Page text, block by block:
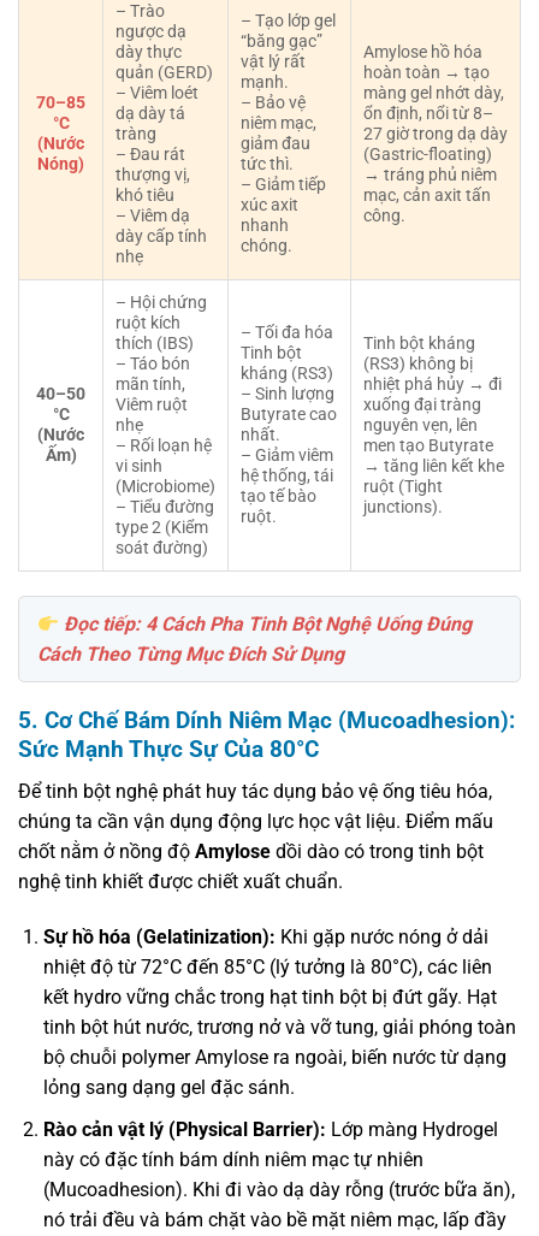
70–85
°C
(Nước
Nóng)
– Trào
ngược dạ
dày thực
quản (GERD)
– Viêm loét
dạ dày tá
tràng
– Đau rát
thượng vị,
khó tiêu
– Viêm dạ
dày cấp tính
nhẹ
– Tạo lớp gel
“băng gạc”
vật lý rất
mạnh.
– Bảo vệ
niêm mạc,
giảm đau
tức thì.
– Giảm tiếp
xúc axit
nhanh
chóng.
Amylose hồ hóa
hoàn toàn → tạo
màng gel nhớt dày,
ổn định, nổi từ 8–
27 giờ trong dạ dày
(Gastric-floating)
→ tráng phủ niêm
mạc, cản axit tấn
công.
40–50
°C
(Nước
Ấm)
– Hội chứng
ruột kích
thích (IBS)
– Táo bón
mãn tính,
Viêm ruột
nhẹ
– Rối loạn hệ
vi sinh
(Microbiome)
– Tiểu đường
type 2 (Kiểm
soát đường)
– Tối đa hóa
Tinh bột
kháng (RS3)
– Sinh lượng
Butyrate cao
nhất.
– Giảm viêm
hệ thống, tái
tạo tế bào
ruột.
Tinh bột kháng
(RS3) không bị
nhiệt phá hủy → đi
xuống đại tràng
nguyên vẹn, lên
men tạo Butyrate
→ tăng liên kết khe
ruột (Tight
junctions).
Đọc tiếp: 4 Cách Pha Tinh Bột Nghệ Uống Đúng
Cách Theo Từng Mục Đích Sử Dụng
5. Cơ Chế Bám Dính Niêm Mạc (Mucoadhesion):
Sức Mạnh Thực Sự Của 80°C
Để tinh bột nghệ phát huy tác dụng bảo vệ ống tiêu hóa,
chúng ta cần vận dụng động lực học vật liệu. Điểm mấu
chốt nằm ở nồng độ Amylose dồi dào có trong tinh bột
nghệ tinh khiết được chiết xuất chuẩn.
Sự hồ hóa (Gelatinization): Khi gặp nước nóng ở dải
nhiệt độ từ 72°C đến 85°C (lý tưởng là 80°C), các liên
kết hydro vững chắc trong hạt tinh bột bị đứt gãy. Hạt
tinh bột hút nước, trương nở và vỡ tung, giải phóng toàn
bộ chuỗi polymer Amylose ra ngoài, biến nước từ dạng
lỏng sang dạng gel đặc sánh.
Rào cản vật lý (Physical Barrier): Lớp màng Hydrogel
này có đặc tính bám dính niêm mạc tự nhiên
(Mucoadhesion). Khi đi vào dạ dày rỗng (trước bữa ăn),
nó trải đều và bám chặt vào bề mặt niêm mạc, lấp đầy